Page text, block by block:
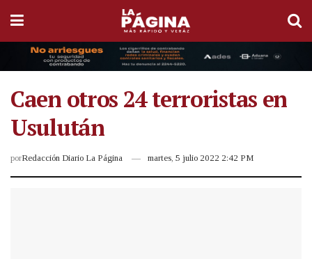
Caen otros 24 terroristas en
Usulután
porRedacción Diario La Página martes, 5 julio 2022 2:42 PM